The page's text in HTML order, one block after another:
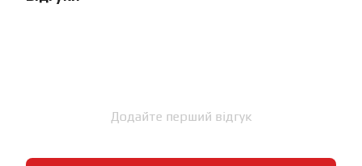
Додайте перший відгук